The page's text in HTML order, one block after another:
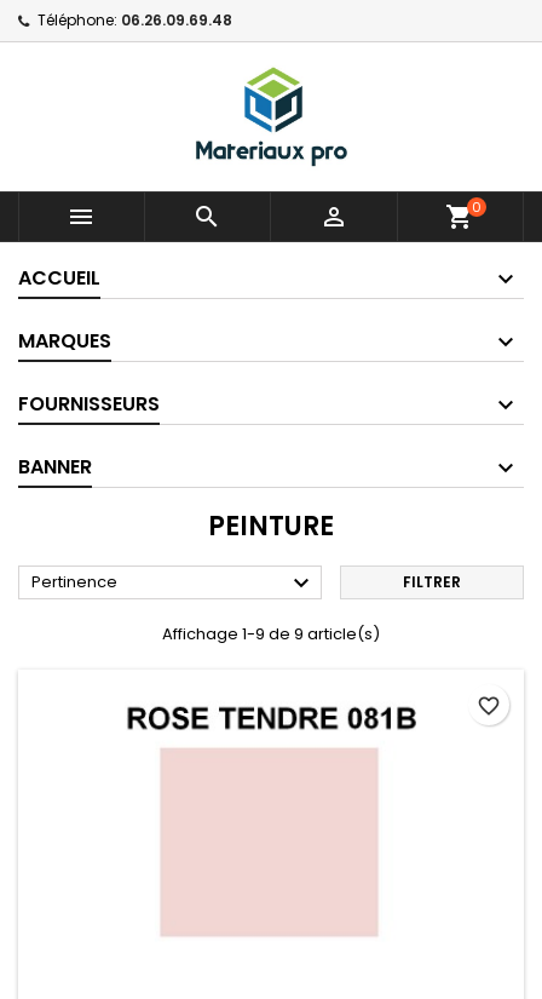
Téléphone: 06.26.09.69.48
   shopping_cart0
ACCUEIL
MARQUES
FOURNISSEURS
BANNER
PEINTURE
Pertinence  FILTRER
Affichage 1-9 de 9 article(s)
favorite_border